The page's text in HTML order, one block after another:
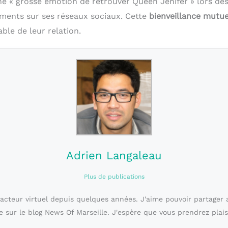
sur ses réseaux sociaux. Cette bienveillance
de leur relation.
Adrien Langaleau
Plus de publications
virtuel depuis quelques années. J'aime pouvoir partager
sur le blog News Of Marseille. J'espère que vous prendrez